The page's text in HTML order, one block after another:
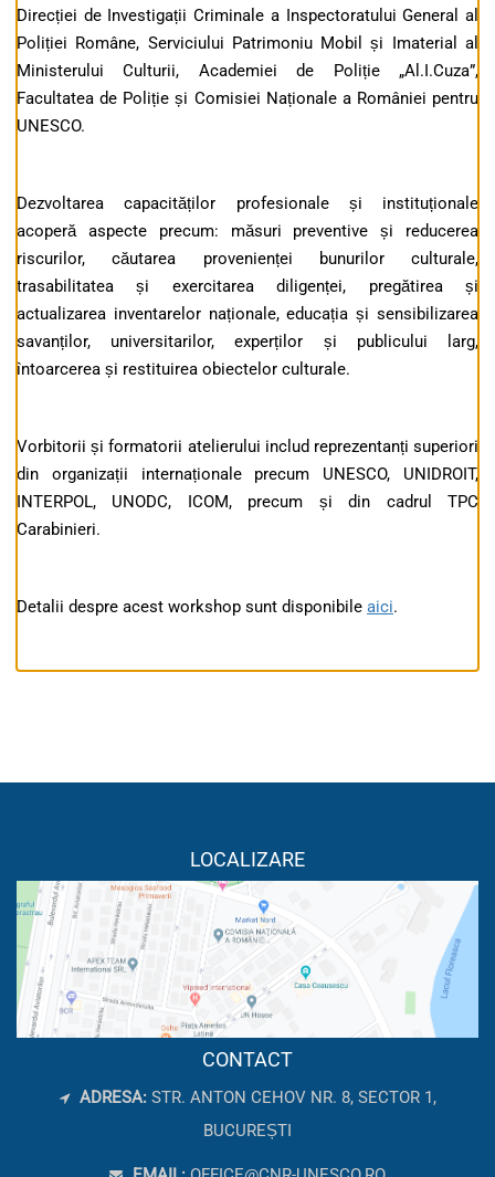
Direcției de Investigații Criminale a Inspectoratului General al
Poliției Române, Serviciului Patrimoniu Mobil și Imaterial al
Ministerului Culturii, Academiei de Poliție „Al.I.Cuza”,
Facultatea de Poliție și Comisiei Naționale a României pentru
UNESCO.
Dezvoltarea capacităților profesionale și instituționale
acoperă aspecte precum: măsuri preventive și reducerea
riscurilor, căutarea provenienței bunurilor culturale,
trasabilitatea și exercitarea diligenței, pregătirea și
actualizarea inventarelor naționale, educația și sensibilizarea
savanților, universitarilor, experților și publicului larg,
întoarcerea și restituirea obiectelor culturale.
Vorbitorii și formatorii atelierului includ reprezentanți superiori
din organizații internaționale precum UNESCO, UNIDROIT,
INTERPOL, UNODC, ICOM, precum și din cadrul TPC
Carabinieri.
Detalii despre acest workshop sunt disponibile aici.
LOCALIZARE
CONTACT
ADRESA: STR. ANTON CEHOV NR. 8, SECTOR 1,
BUCUREȘTI